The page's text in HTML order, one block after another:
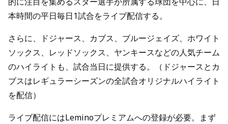
本時間の平日毎日1試合をライブ配信する。
さらに、ドジャース、カブス、ブルージェイズ、ホワイト
ソックス、レッドソックス、ヤンキースなどの人気チーム
のハイライトも、試合当日に提供する。（ドジャースとカ
ブスはレギュラーシーズンの全試合オリジナルハイライト
を配信）
ライブ配信にはLeminoプレミアムへの登録が必要。まず